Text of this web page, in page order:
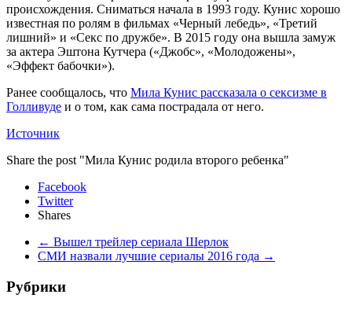
происхождения. Сниматься начала в 1993 году. Кунис хорошо
известная по ролям в фильмах «Черный лебедь», «Третий
лишний» и «Секс по дружбе». В 2015 году она вышла замуж
за актера Эштона Кутчера («Джобс», «Молодожены»,
«Эффект бабочки»).
Ранее сообщалось, что Мила Кунис рассказала о сексизме в
Голливуде и о том, как сама пострадала от него.
Источник
Share the post "Мила Кунис родила второго ребенка"
Facebook
Twitter
Shares
← Вышел трейлер сериала Шерлок
СМИ назвали лучшие сериалы 2016 года →
Рубрики